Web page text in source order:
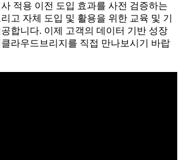
적용 이전 도입 효과를 사전 검증하는
고 자체 도입 및 활용을 위한 교육 및 기
합니다. 이제 고객의 데이터 기반 성장
라우드브리지를 직접 만나보시기 바랍